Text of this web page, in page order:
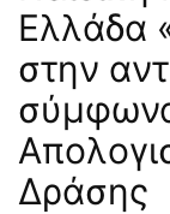
Ελλάδα
στην
Δράσης